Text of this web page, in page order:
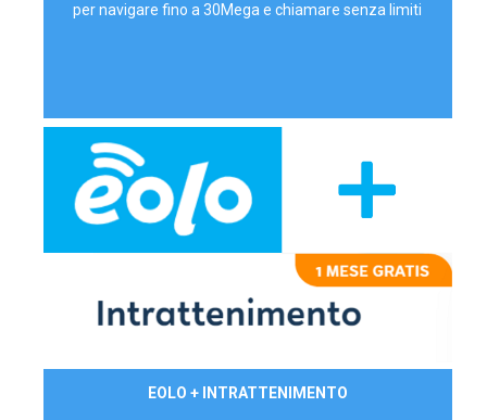
per navigare fino a 30Mega e chiamare senza limiti
EOLO + INTRATTENIMENTO